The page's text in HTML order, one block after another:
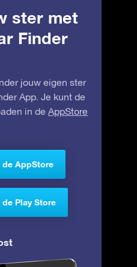
ster met
Finder
jouw eigen ster
App. Je kunt de
in de AppStore
de AppStore
Play Store